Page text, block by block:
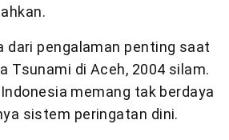
dari pengalaman penting saat
Tsunami di Aceh, 2004 silam.
memang tak berdaya
sistem peringatan dini.